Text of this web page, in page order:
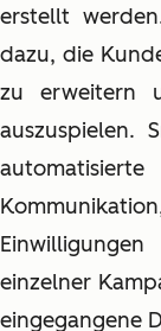
erstellt
dazu, die
zu erweitern
auszuspielen.
einzelner
eingegangene